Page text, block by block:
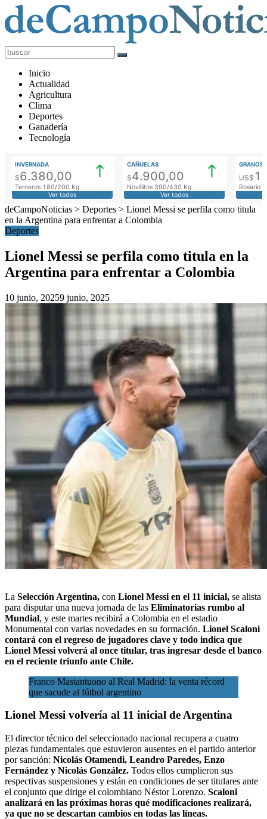
deCampoNoticias
Actualidad
Agropecuaria
Inicio
Actualidad
Agricultura
Clima
Deportes
Ganadería
Tecnología
INVERNADA
$6.380,00
Terneros 180/200 Kg
Ver todos
CAÑUELAS
$4.900,00
Novillitos 390/430 Kg
Ver todos
GRANOS
US$
Rosario
deCampoNoticias > Deportes > Lionel Messi se perfila como titula
en la Argentina para enfrentar a Colombia
Deportes
Lionel Messi se perfila como titula en la
Argentina para enfrentar a Colombia
10 junio, 20259 junio, 2025
La Selección Argentina, con Lionel Messi en el 11 inicial, se alista
para disputar una nueva jornada de las Eliminatorias rumbo al
Mundial, y este martes recibirá a Colombia en el estadio
Monumental con varias novedades en su formación. Lionel Scaloni
contará con el regreso de jugadores clave y todo indica que
Lionel Messi volverá al once titular, tras ingresar desde el banco
en el reciente triunfo ante Chile.
Franco Mastantuono al Real Madrid: la venta récord
que sacude al fútbol argentino
Lionel Messi volvería al 11 inicial de Argentina
El director técnico del seleccionado nacional recupera a cuatro
piezas fundamentales que estuvieron ausentes en el partido anterior
por sanción: Nicolás Otamendi, Leandro Paredes, Enzo
Fernández y Nicolás González. Todos ellos cumplieron sus
respectivas suspensiones y están en condiciones de ser titulares ante
el conjunto que dirige el colombiano Néstor Lorenzo. Scaloni
analizará en las próximas horas qué modificaciones realizará,
ya que no se descartan cambios en todas las líneas.